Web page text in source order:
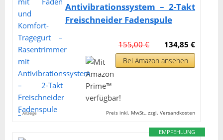
Antivibrationssystem – 2-Takt
Freischneider Fadenspule
134,85 €
155,00 €
Bei Amazon ansehen
* Anzeige Preis inkl. MwSt., zzgl. Versandkosten
EMPFEHLUNG